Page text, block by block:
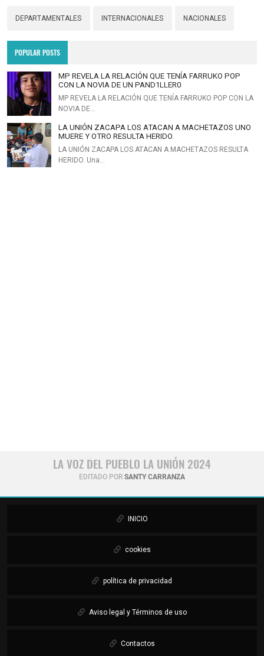
DEPARTAMENTALES INTERNACIONALES NACIONALES
POPULAR POSTS
MP REVELA LA RELACIÓN QUE TENÍA FARRUKO POP
CON LA NOVIA DE UN PAND1LLER0
MP REVELA LA RELACIÓN QUE TENÍA FARRUKO POP CON LA
NOVIA DE…
LA UNIÓN ZACAPA LOS ATACAN A MACHETAZOS UNO
MUERE Y OTRO RESULTA HERIDO.
LA UNIÓN ZACAPA LOS ATACAN A MACHETAZOS RESULTA
HERIDO. Una…
LA VOZ DEL PUEBLO LA UNIÓN 2024
EDITADO POR SANTY CARRANZA
INICIO
cookies
política de privacidad
Aviso legal y Términos de uso
Contactos